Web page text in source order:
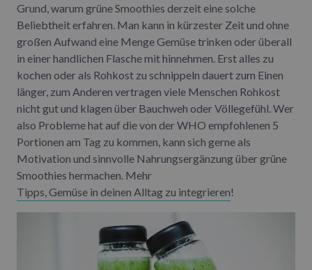
Grund, warum grüne Smoothies derzeit eine solche
Beliebtheit erfahren. Man kann in kürzester Zeit und ohne
großen Aufwand eine Menge Gemüse trinken oder überall
in einer handlichen Flasche mit hinnehmen. Erst alles zu
kochen oder als Rohkost zu schnippeln dauert zum Einen
länger, zum Anderen vertragen viele Menschen Rohkost
nicht gut und klagen über Bauchweh oder Völlegefühl. Wer
also Probleme hat auf die von der WHO empfohlenen 5
Portionen am Tag zu kommen, kann sich gerne als
Motivation und sinnvolle Nahrungsergänzung über grüne
Smoothies hermachen. Mehr
Tipps, Gemüse in deinen Alltag zu integrieren!